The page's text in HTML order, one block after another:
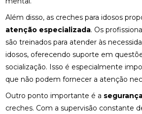
Além disso, as creches para idosos
atenção especializada. Os
são treinados para atender às
idosos, oferecendo suporte em
socialização. Isso é especialmente
que não podem fornecer a atenção
Outro ponto importante é a
creches. Com a supervisão constante